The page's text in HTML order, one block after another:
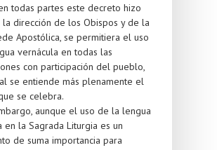
todas partes este decreto hizo
la dirección de los Obispos y de la
Apostólica, se permitiera el uso
vernácula en todas las
con participación del pueblo,
se entiende más plenamente el
se celebra.
aunque el uso de la lengua
en la Sagrada Liturgia es un
de suma importancia para